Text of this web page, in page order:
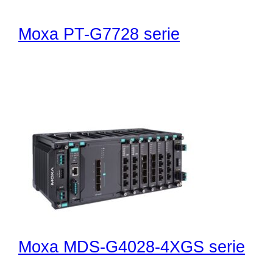
Moxa PT-G7728 serie
Moxa MDS-G4028-4XGS serie